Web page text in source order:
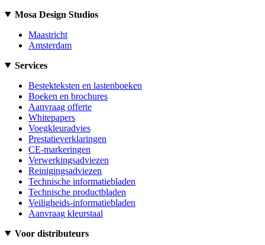
Mosa Design Studios
Maastricht
Amsterdam
Services
Bestekteksten en lastenboeken
Boeken en brochures
Aanvraag offerte
Whitepapers
Voegkleuradvies
Prestatieverklaringen
CE-markeringen
Verwerkingsadviezen
Reinigingsadviezen
Technische informatiebladen
Technische productbladen
Veiligheids-informatiebladen
Aanvraag kleurstaal
Voor distributeurs